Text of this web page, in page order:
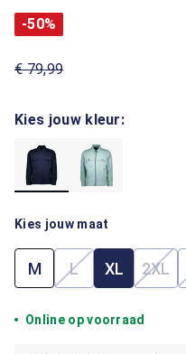
-50%
€ 79,99
Kies jouw kleur:
Kies jouw maat
M L(Deze optie is
XL 2XL
Online op voorraad